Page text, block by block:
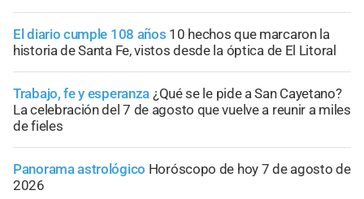
El diario cumple 108 años 10 hechos que marcaron la
historia de Santa Fe, vistos desde la óptica de El Litoral
Trabajo, fe y esperanza ¿Qué se le pide a San Cayetano?
La celebración del 7 de agosto que vuelve a reunir a miles
de fieles
Panorama astrológico Horóscopo de hoy 7 de agosto de
2026